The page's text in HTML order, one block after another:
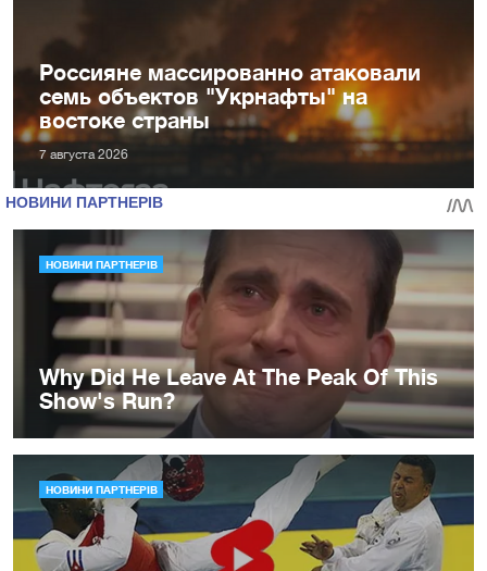
Россияне массированно атаковали
семь объектов "Укрнафты" на
востоке страны
7 августа 2026